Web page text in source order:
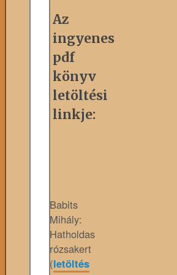
Az
ingyenes
pdf
könyv
letöltési
linkje:
Babits
Mihály:
Hatholdas
rózsakert
(letöltés